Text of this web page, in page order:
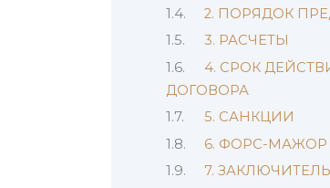
2. ПОРЯДОК
3. РАСЧЕТЫ
4. СРОК
ДОГОВОРА
5. САНКЦИИ
6. ФОРС-МАЖОР
7.